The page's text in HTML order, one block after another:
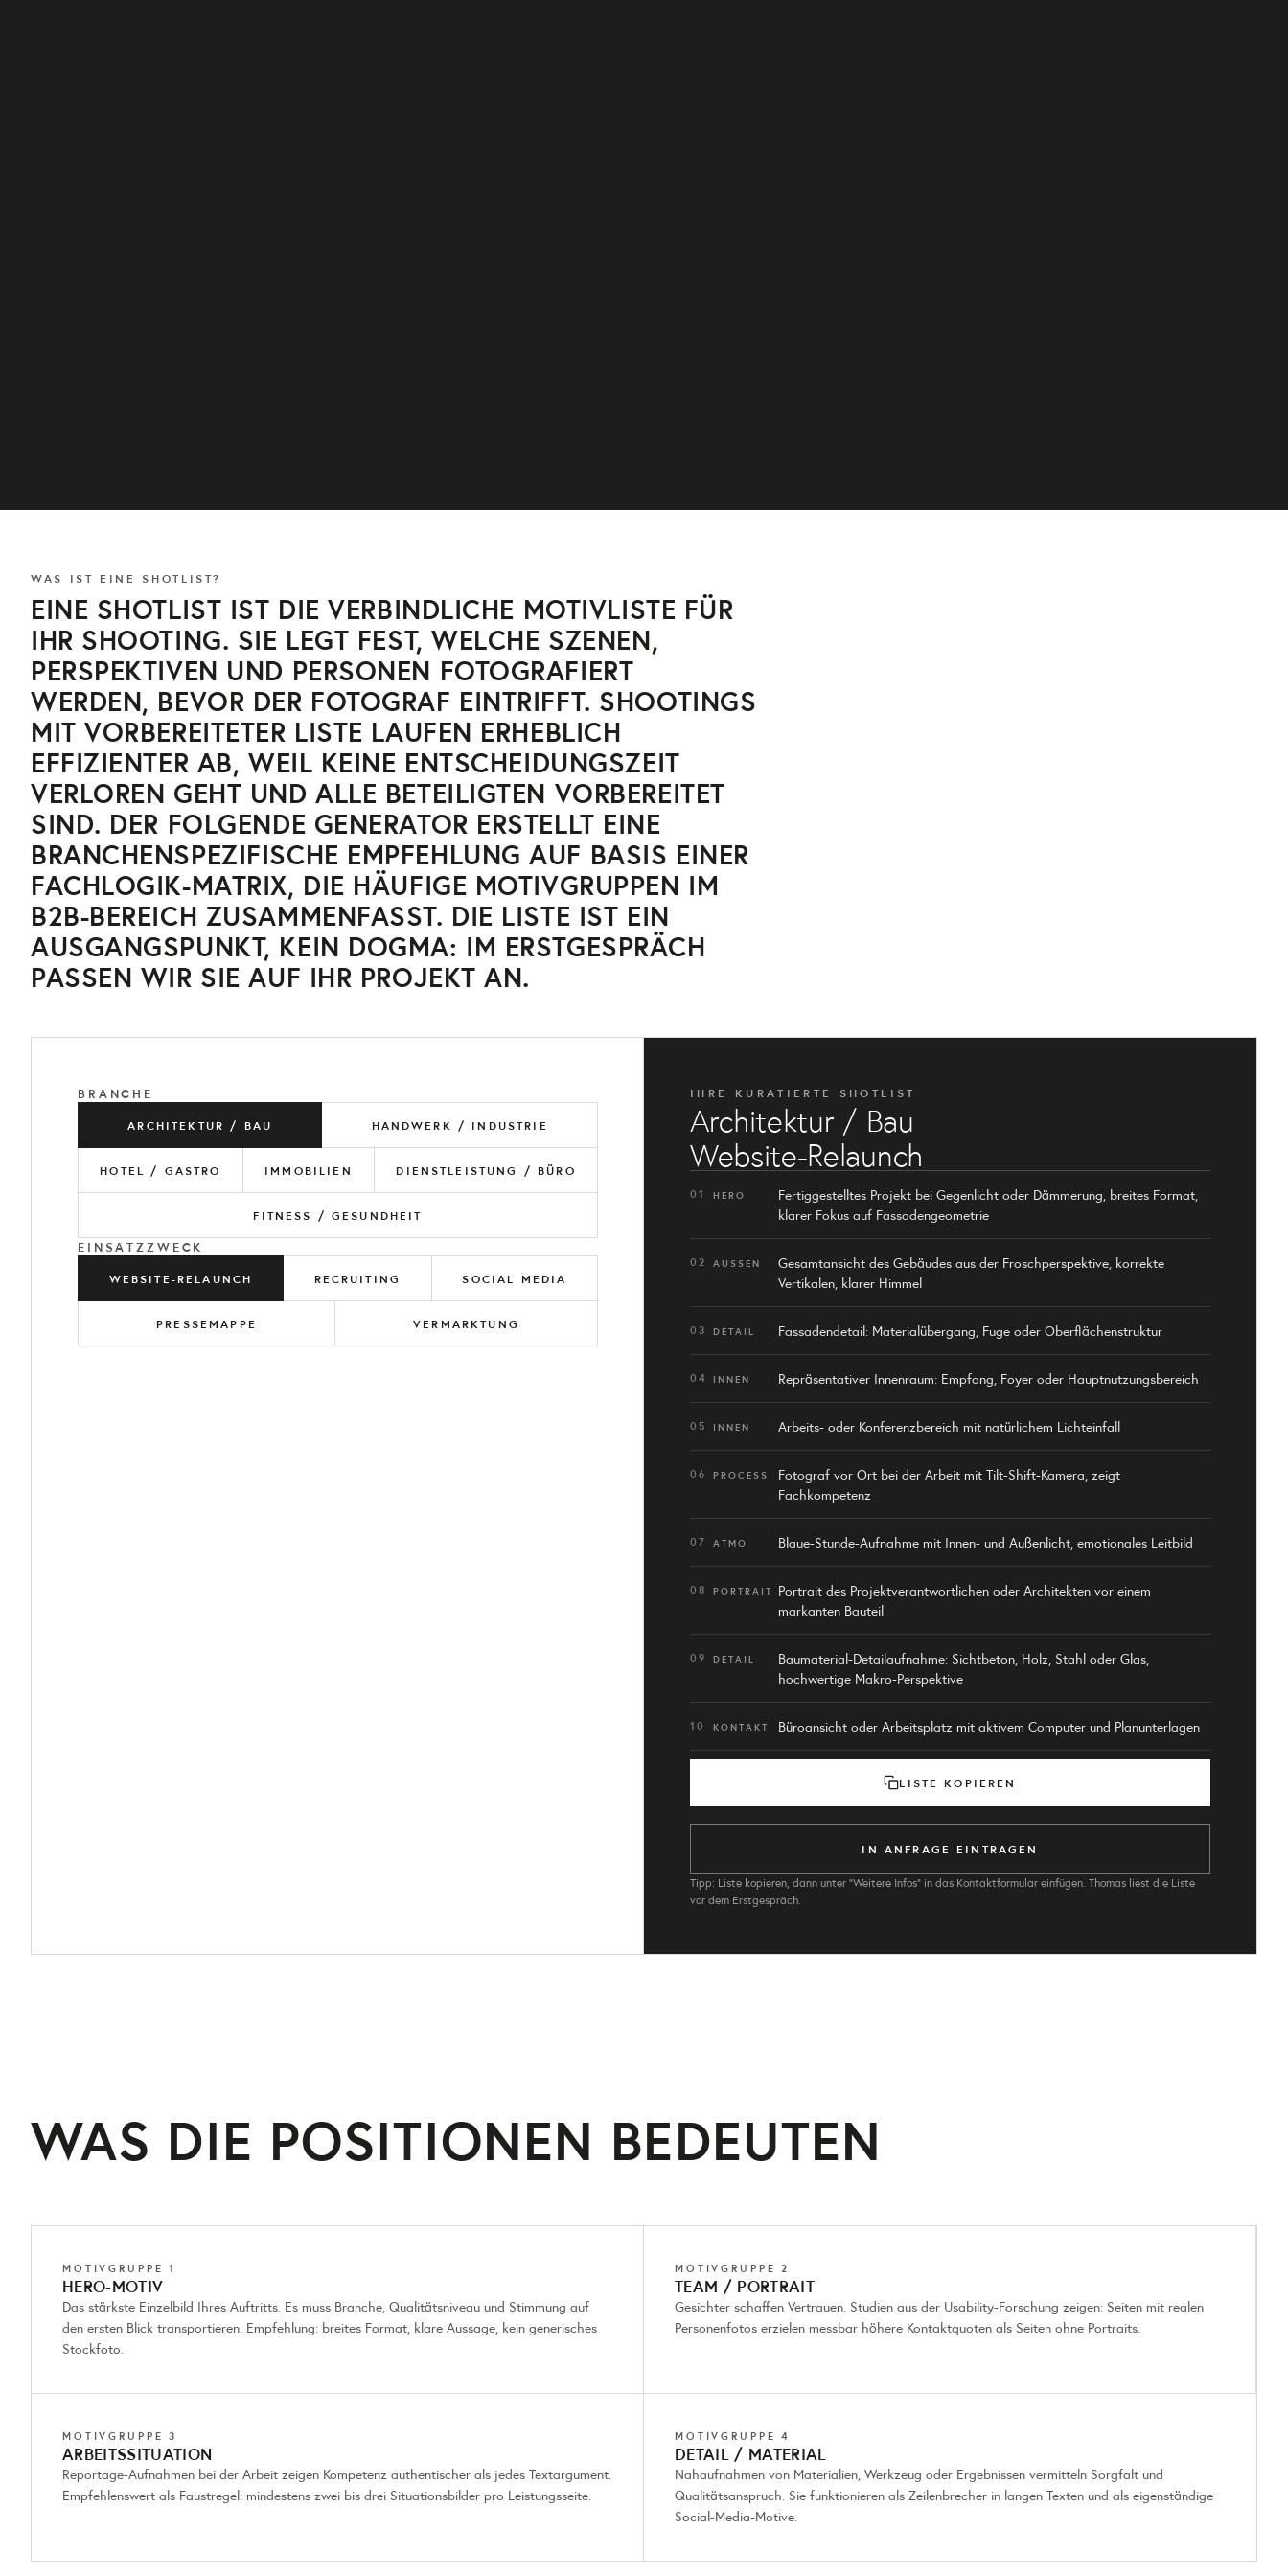
WAS IST EINE SHOTLIST?
EINE SHOTLIST IST DIE VERBINDLICHE MOTIVLISTE FÜR
IHR SHOOTING. SIE LEGT FEST, WELCHE SZENEN,
PERSPEKTIVEN UND PERSONEN FOTOGRAFIERT
WERDEN, BEVOR DER FOTOGRAF EINTRIFFT. SHOOTINGS
MIT VORBEREITETER LISTE LAUFEN ERHEBLICH
EFFIZIENTER AB, WEIL KEINE ENTSCHEIDUNGSZEIT
VERLOREN GEHT UND ALLE BETEILIGTEN VORBEREITET
SIND. DER FOLGENDE GENERATOR ERSTELLT EINE
BRANCHENSPEZIFISCHE EMPFEHLUNG AUF BASIS EINER
FACHLOGIK-MATRIX, DIE HÄUFIGE MOTIVGRUPPEN IM
B2B-BEREICH ZUSAMMENFASST. DIE LISTE IST EIN
AUSGANGSPUNKT, KEIN DOGMA: IM ERSTGESPRÄCH
PASSEN WIR SIE AUF IHR PROJEKT AN.
BRANCHE
ARCHITEKTUR / BAU HANDWERK / INDUSTRIE
HOTEL / GASTRO IMMOBILIEN DIENSTLEISTUNG / BÜRO
FITNESS / GESUNDHEIT
EINSATZZWECK
WEBSITE-RELAUNCH RECRUITING SOCIAL MEDIA
PRESSEMAPPE
VERMARKTUNG
IHRE KURATIERTE SHOTLIST
Architektur / Bau
Website-Relaunch
01 HERO
Fertiggestelltes Projekt bei Gegenlicht oder Dämmerung, breites Format,
klarer Fokus auf Fassadengeometrie
02 AUSSEN
Gesamtansicht des Gebäudes aus der Froschperspektive, korrekte
Vertikalen, klarer Himmel
03 DETAIL Fassadendetail: Materialübergang, Fuge oder Oberflächenstruktur
04 INNEN Repräsentativer Innenraum: Empfang, Foyer oder Hauptnutzungsbereich
05 INNEN Arbeits- oder Konferenzbereich mit natürlichem Lichteinfall
06 PROCESS
Fotograf vor Ort bei der Arbeit mit Tilt-Shift-Kamera, zeigt
Fachkompetenz
07 ATMO Blaue-Stunde-Aufnahme mit Innen- und Außenlicht, emotionales Leitbild
08 PORTRAIT Portrait des Projektverantwortlichen oder Architekten vor einem
markanten Bauteil
09 DETAIL
Baumaterial-Detailaufnahme: Sichtbeton, Holz, Stahl oder Glas,
hochwertige Makro-Perspektive
10 KONTAKT Büroansicht oder Arbeitsplatz mit aktivem Computer und Planunterlagen
LISTE KOPIEREN
IN ANFRAGE EINTRAGEN
Tipp: Liste kopieren, dann unter "Weitere Infos" in das Kontaktformular einfügen. Thomas liest die Liste
vor dem Erstgespräch.
WAS DIE POSITIONEN BEDEUTEN
MOTIVGRUPPE 1
HERO-MOTIV
Das stärkste Einzelbild Ihres Auftritts. Es muss Branche, Qualitätsniveau und Stimmung auf
den ersten Blick transportieren. Empfehlung: breites Format, klare Aussage, kein generisches
Stockfoto.
MOTIVGRUPPE 2
TEAM / PORTRAIT
Gesichter schaffen Vertrauen. Studien aus der Usability-Forschung zeigen: Seiten mit realen
Personenfotos erzielen messbar höhere Kontaktquoten als Seiten ohne Portraits.
MOTIVGRUPPE 3
ARBEITSSITUATION
Reportage-Aufnahmen bei der Arbeit zeigen Kompetenz authentischer als jedes Textargument.
Empfehlenswert als Faustregel: mindestens zwei bis drei Situationsbilder pro Leistungsseite.
MOTIVGRUPPE 4
DETAIL / MATERIAL
Nahaufnahmen von Materialien, Werkzeug oder Ergebnissen vermitteln Sorgfalt und
Qualitätsanspruch. Sie funktionieren als Zeilenbrecher in langen Texten und als eigenständige
Social-Media-Motive.